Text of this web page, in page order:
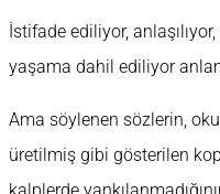
İstifade ediliyor,
yaşama dahil ediliyor
Ama söylenen sözlerin,
üretilmiş gibi gösterilen